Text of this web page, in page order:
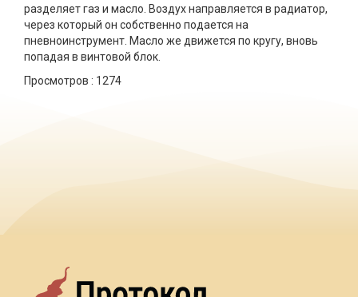
разделяет газ и масло. Воздух направляется в радиатор,
через который он собственно подается на
пневноинструмент. Масло же движется по кругу, вновь
попадая в винтовой блок.
Просмотров : 1274